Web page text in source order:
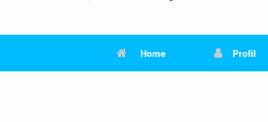
Home Profil